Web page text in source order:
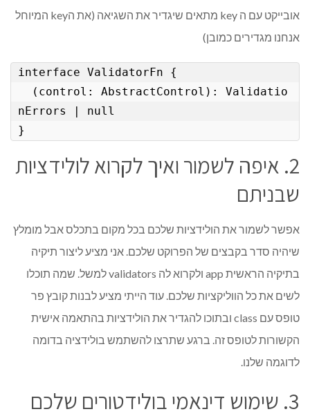
אובייקט עם ה key מתאים שיגדיר את השגיאה (את הkey המיוחל
אנחנו מגדירים כמובן)
interface ValidatorFn {
nErrors | null
}
2. איפה לשמור ואיך לקרוא לולידציות
שבניתם
אפשר לשמור את הולידציות שלכם בכל מקום בתכלס אבל מומלץ
שיהיה סדר בקבצים של הפרוקט שלכם. אני מציע ליצור תיקיה
בתיקיה הראשית app ולקרוא לה validators למשל. שמה תוכלו
לשים את כל הווליקציות שלכם. עוד הייתי מציע לבנות קובץ פר
טופס עם class ובתוכו להגדיר את הולידציות בהתאמה אישית
הקשורות לטופס זה. ברגע שתרצו להשתמש בולידציה בדומה
לדוגמה שלנו.
3. שימוש דינאמי בולידטורים שלכם